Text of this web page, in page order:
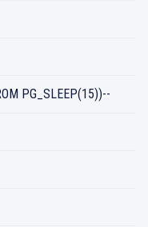
PG_SLEEP(15))--